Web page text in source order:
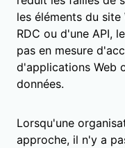
les éléments du
RDC ou d'une API,
pas en mesure
d'applications Web
données.
Lorsqu'une
approche, il n'y a